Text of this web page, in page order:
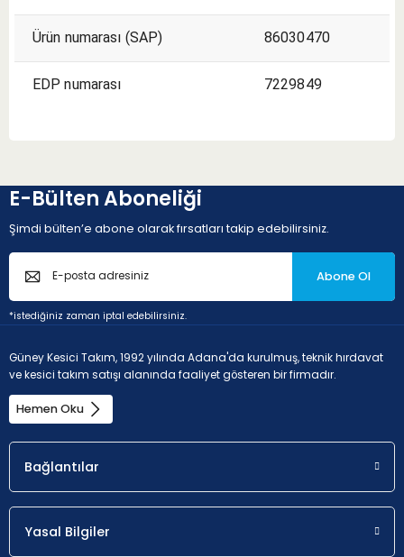
Ürün numarası (SAP) 86030470
EDP numarası 7229849
E-Bülten Aboneliği
Şimdi bülten’e abone olarak fırsatları takip edebilirsiniz.
Abone Ol
*istediğiniz zaman iptal edebilirsiniz.
Güney Kesici Takım, 1992 yılında Adana'da kurulmuş, teknik hırdavat
ve kesici takım satışı alanında faaliyet gösteren bir firmadır.
Hemen Oku
Bağlantılar
Yasal Bilgiler